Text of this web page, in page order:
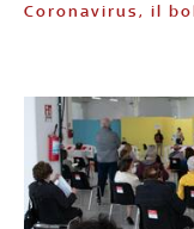
Coronavirus, il